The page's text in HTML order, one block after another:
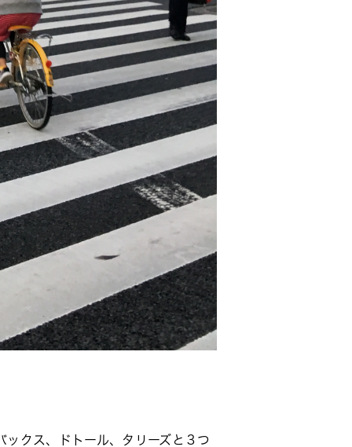
クス、ドトール、タリーズと３つ